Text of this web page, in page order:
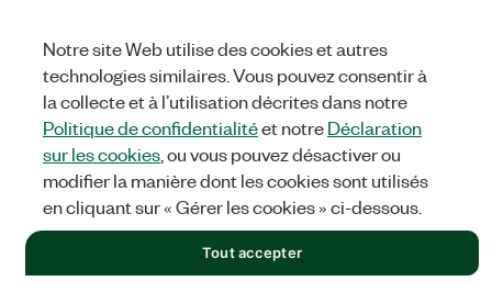
MENTIONS LÉGALES | IMPRINT| CONFIDENTIALITÉ |Gérer
les cookies
©NATIONAL INSTRUMENTS CORP. TOUS DROITS RÉSERVÉS.
Notre site Web utilise des cookies et autres
technologies similaires. Vous pouvez consentir à
la collecte et à l’utilisation décrites dans notre
Politique de confidentialitéet notreDéclaration
sur les cookies, ou vous pouvez désactiver ou
modifier la manière dont les cookies sont utilisés
en cliquant sur « Gérer les cookies » ci-dessous.
Tout accepter